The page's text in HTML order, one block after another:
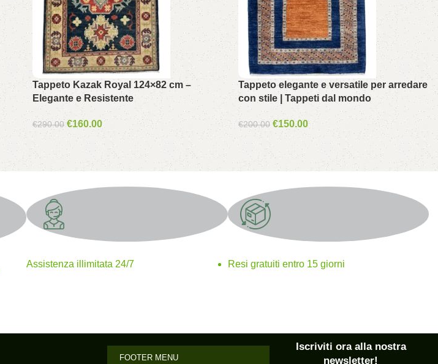
Tappeto Kazak Royal 124×82 cm –
Elegante e Resistente
€290.00 €160.00
Tappeto elegante e versatile per arredare
con stile | Tappeti dal mondo
€200.00 €150.00
Assistenza illimitata 24/7 Resi gratuiti entro 15 giorni
FOOTER MENU
Iscriviti ora alla nostra
newsletter!